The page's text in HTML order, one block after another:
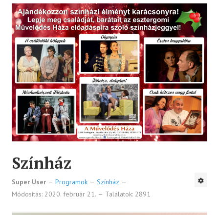
Színház
Super User Programok
Színház
Módosítás: 2020. február 21.
Találatok: 2891